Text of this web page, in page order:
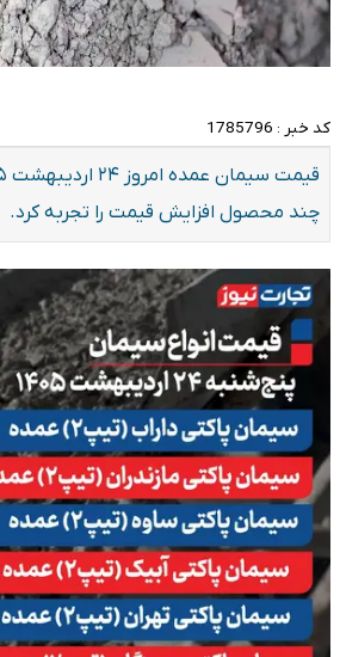
کد خبر : 1785796
چند محصول افزایش قیمت را تجربه کرد.